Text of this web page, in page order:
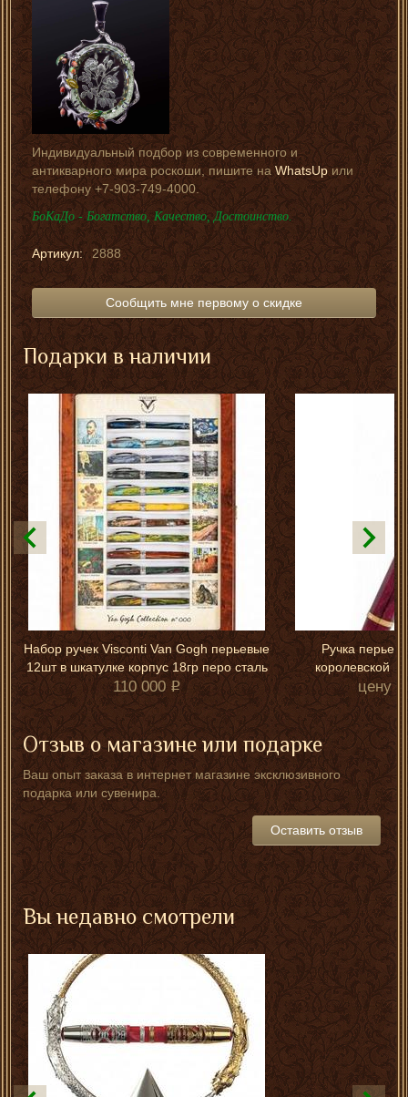
Индивидуальный подбор из современного и
антикварного мира роскоши, пишите наWhatsUpили
телефону +7-903-749-4000.
БоКаДо - Богатство, Качество, Достоинство.
Артикул: 2888
Сообщить мне первому о скидке
Подарки в наличии
Набор ручек Visconti Van Gogh перьевые
12шт в шкатулке корпус 18гр перо сталь
110 000
Ручка
королевской
цену
Отзыв о магазине или подарке
Ваш опыт заказа в интернет магазине эксклюзивного
подарка или сувенира.
Оставить отзыв
Вы недавно смотрели